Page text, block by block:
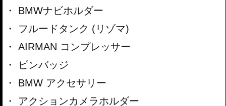
BMWナビホルダー
フルードタンク (リゾマ)
AIRMAN コンプレッサー
ピンバッジ
BMW アクセサリー
アクションカメラホルダー